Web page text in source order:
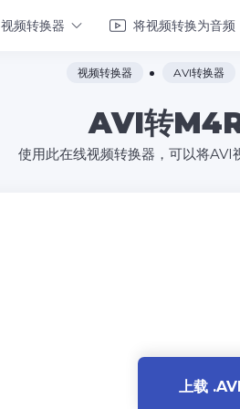
视频转换器 将视频转换为音频
视频转换器 AVI转换器
AVI转
使用此在线视频转换器，可以将AVI
上载 .AVI